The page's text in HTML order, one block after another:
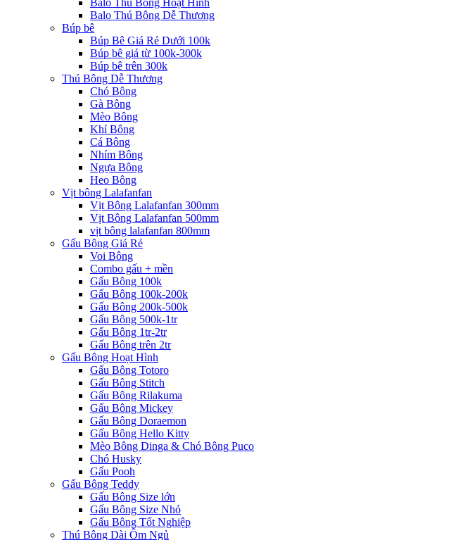
Balo Thú Bông Hoạt Hình
Balo Thú Bông Dễ Thương
Búp bê
Búp Bê Giá Rẻ Dưới 100k
Búp bê giá từ 100k-300k
Búp bê trên 300k
Thú Bông Dễ Thương
Chó Bông
Gà Bông
Mèo Bông
Khỉ Bông
Cá Bông
Nhím Bông
Ngựa Bông
Heo Bông
Vịt bông Lalafanfan
Vịt Bông Lalafanfan 300mm
Vịt Bông Lalafanfan 500mm
vịt bông lalafanfan 800mm
Gấu Bông Giá Rẻ
Voi Bông
Combo gấu + mền
Gấu Bông 100k
Gấu Bông 100k-200k
Gấu Bông 200k-500k
Gấu Bông 500k-1tr
Gấu Bông 1tr-2tr
Gấu Bông trên 2tr
Gấu Bông Hoạt Hình
Gấu Bông Totoro
Gấu Bông Stitch
Gấu Bông Rilakuma
Gấu Bông Mickey
Gấu Bông Doraemon
Gấu Bông Hello Kitty
Mèo Bông Dinga & Chó Bông Puco
Chó Husky
Gấu Pooh
Gấu Bông Teddy
Gấu Bông Size lớn
Gấu Bông Size Nhỏ
Gấu Bông Tốt Nghiệp
Thú Bông Dài Ôm Ngủ